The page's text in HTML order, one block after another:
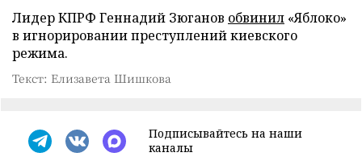
Лидер КПРФ Геннадий Зюганов обвинил «Яблоко»
в игнорировании преступлений киевского
режима.
Текст: Елизавета Шишкова
Подписывайтесь на наши
каналы